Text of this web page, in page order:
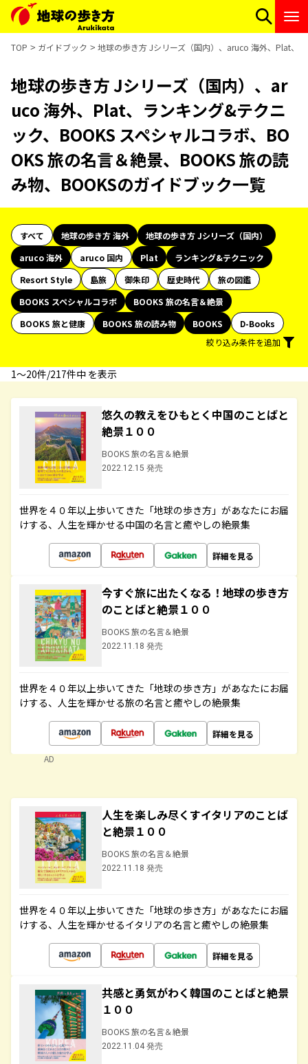
TOP ガイドブック 地球の歩き方 Jシリーズ（国内）、aruco 海外、Plat、
地球の歩き方 Jシリーズ（国内）、ar
uco 海外、Plat、ランキング&テクニ
ック、BOOKS スペシャルコラボ、BO
OKS 旅の名言＆絶景、BOOKS 旅の読
み物、BOOKSのガイドブック一覧
すべて 地球の歩き方 海外
地球の歩き方 Jシリーズ（国内）
aruco 海外
aruco 国内 Plat
ランキング&テクニック
Resort Style
島旅 御朱印 歴史時代
旅の図鑑
BOOKS スペシャルコラボ
BOOKS 旅の名言＆絶景
BOOKS 旅と健康
BOOKS 旅の読み物 BOOKS
D-Books
絞り込み条件を追加
1〜20件/217件中 を表示
悠久の教えをひもとく中国のことばと
絶景１００
BOOKS 旅の名言＆絶景
2022.12.15 発売
世界を４０年以上歩いてきた「地球の歩き方」があなたにお届
けする、人生を輝かせる中国の名言と癒やしの絶景集
詳細を見る
今すぐ旅に出たくなる！地球の歩き方
のことばと絶景１００
BOOKS 旅の名言＆絶景
2022.11.18 発売
世界を４０年以上歩いてきた「地球の歩き方」があなたにお届
けする、人生を輝かせる旅の名言と癒やしの絶景集
詳細を見る
AD
人生を楽しみ尽くすイタリアのことば
と絶景１００
BOOKS 旅の名言＆絶景
2022.11.18 発売
世界を４０年以上歩いてきた「地球の歩き方」があなたにお届
けする、人生を輝かせるイタリアの名言と癒やしの絶景集
詳細を見る
共感と勇気がわく韓国のことばと絶景
１００
BOOKS 旅の名言＆絶景
2022.11.04 発売